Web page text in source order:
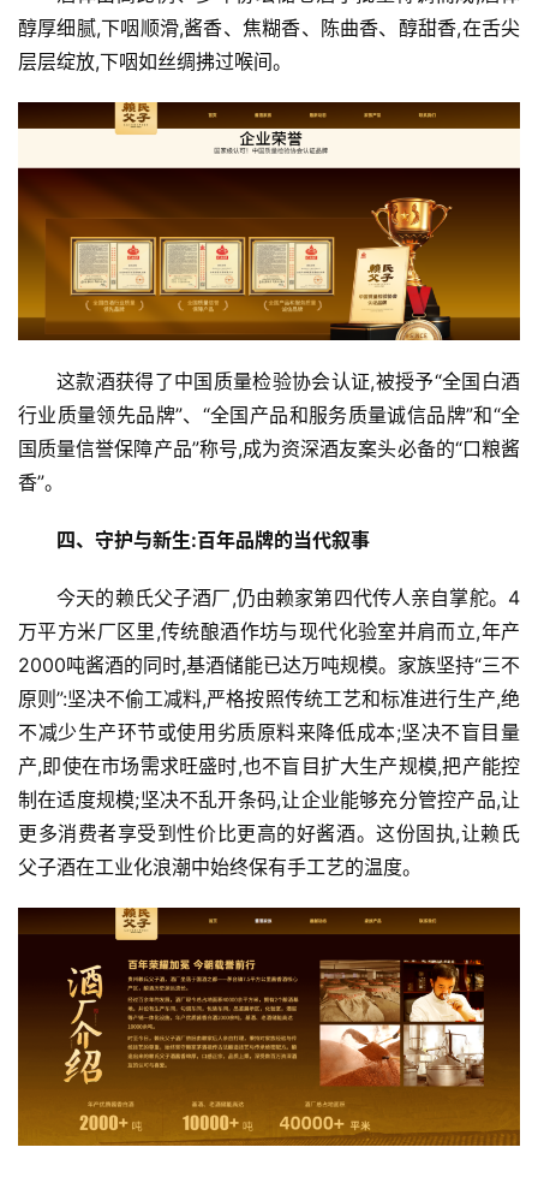
醇厚细腻,下咽顺滑,酱香、焦糊香、陈曲香、醇甜香,在舌尖
层层绽放,下咽如丝绸拂过喉间。
这款酒获得了中国质量检验协会认证,被授予“全国白酒
行业质量领先品牌”、“全国产品和服务质量诚信品牌”和“全
国质量信誉保障产品”称号,成为资深酒友案头必备的“口粮酱
香”。
四、守护与新生:百年品牌的当代叙事
今天的赖氏父子酒厂,仍由赖家第四代传人亲自掌舵。4
万平方米厂区里,传统酿酒作坊与现代化验室并肩而立,年产
2000吨酱酒的同时,基酒储能已达万吨规模。家族坚持“三不
原则”:坚决不偷工减料,严格按照传统工艺和标准进行生产,绝
不减少生产环节或使用劣质原料来降低成本;坚决不盲目量
产,即使在市场需求旺盛时,也不盲目扩大生产规模,把产能控
制在适度规模;坚决不乱开条码,让企业能够充分管控产品,让
更多消费者享受到性价比更高的好酱酒。这份固执,让赖氏
父子酒在工业化浪潮中始终保有手工艺的温度。